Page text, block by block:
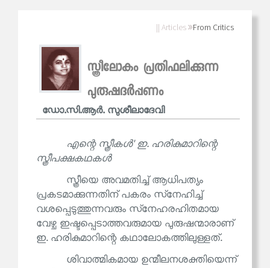
|| Articles From Critics
സ്ത്രീലോകം പ്രതിഫലിക്കുന്ന
പുരുഷദര്‍പ്പണം
ഡോ.സി.ആര്‍. സുശീലാദേവി
എന്റെ സ്ത്രീകൾ' ഇ. ഹരികുമാറിന്റെ
സ്ത്രീപക്ഷകഥകൾ
സ്ത്രീയെ അവമതിച്ച് ആധിപത്യം
പ്രകടമാക്കുന്നതിന് പകരം സ്‌നേഹിച്ച്
വശപ്പെടുത്തുന്നവരും സ്‌നേഹരഹിതമായ
വേഴ്ച ഇഷ്ടപ്പെടാത്തവരുമായ പുരുഷന്മാരാണ്
ഇ. ഹരികുമാറിന്റെ കഥാലോകത്തിലുള്ളത്.
ശിവാത്മികമായ ഉന്മീലനശക്തിയെന്ന്